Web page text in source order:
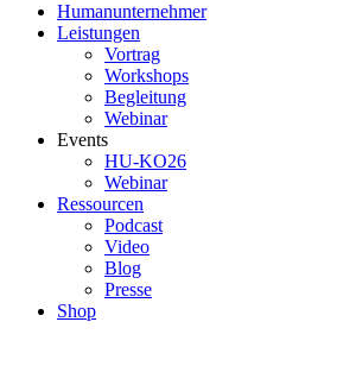
Humanunternehmer
Leistungen
Vortrag
Workshops
Begleitung
Webinar
Events
HU-KO26
Webinar
Ressourcen
Podcast
Video
Blog
Presse
Shop